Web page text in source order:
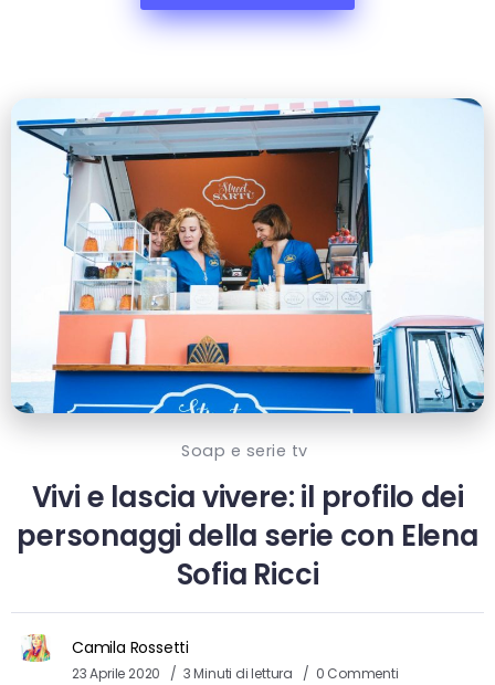
Soap e serie tv
Vivi e lascia vivere: il profilo dei
personaggi della serie con Elena
Sofia Ricci
Camila Rossetti
23 Aprile 2020 3 Minuti di lettura 0 Commenti